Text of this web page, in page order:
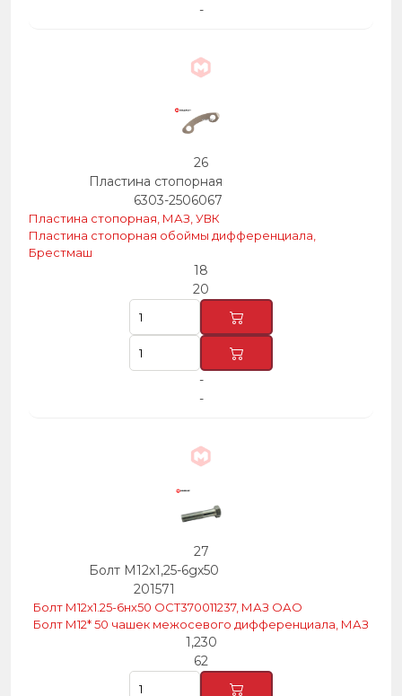
-
26
Пластина стопорная
6303-2506067
Пластина стопорная, МАЗ, УВК
Пластина стопорная обоймы дифференциала,
Брестмаш
18
20
-
-
27
Болт М12х1,25-6gх50
201571
Болт М12х1.25-6нх50 ОСТ370011237, МАЗ ОАО
Болт М12* 50 чашек межосевого дифференциала, МАЗ
1,230
62